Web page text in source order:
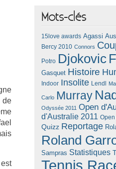
de
Mots-clés
15love awards Agassi
Bercy 2010 Connors
Potro Djokovic
Gasquet Histoire
Indoor Insolite Lendl
Carlo Murray
Odyssée 2011 Open
d'Australie 2011
Quizz Reportage
Roland
Sampras Statistiques
Tennis